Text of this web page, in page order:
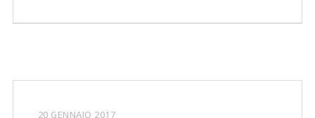
20 GENNAIO 2017